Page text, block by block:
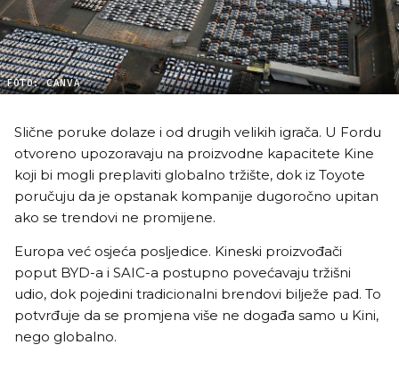
FOTO: CANVA
Slične poruke dolaze i od drugih velikih igrača. U Fordu
otvoreno upozoravaju na proizvodne kapacitete Kine
koji bi mogli preplaviti globalno tržište, dok iz Toyote
poručuju da je opstanak kompanije dugoročno upitan
ako se trendovi ne promijene.
Europa već osjeća posljedice. Kineski proizvođači
poput BYD-a i SAIC-a postupno povećavaju tržišni
udio, dok pojedini tradicionalni brendovi bilježe pad. To
potvrđuje da se promjena više ne događa samo u Kini,
nego globalno.